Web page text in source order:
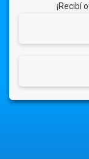
¡Recibí